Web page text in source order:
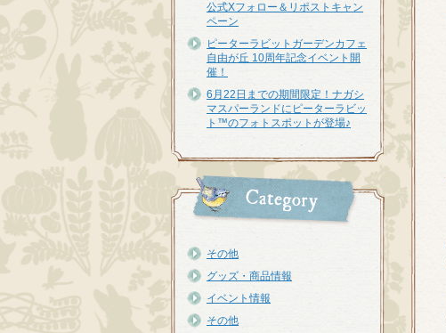
公式Xフォロー＆リポストキャン
ペーン
ピーターラビットガーデンカフェ
自由が丘 10周年記念イベント開
催！
6月22日までの期間限定！ナガシ
マスパーランドにピーターラビッ
ト™のフォトスポットが登場♪
その他
グッズ・商品情報
イベント情報
その他